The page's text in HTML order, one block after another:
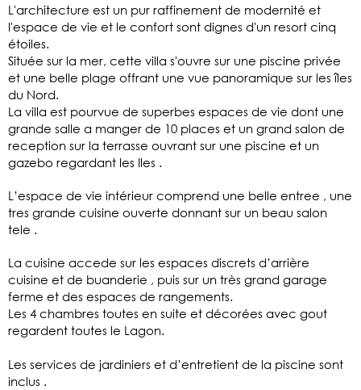
L'architecture est un pur raffinement de modernité et
l'espace de vie et le confort sont dignes d'un resort cinq
étoiles.
Située sur la mer, cette villa s'ouvre sur une piscine privée
et une belle plage offrant une vue panoramique sur les îles
du Nord.
La villa est pourvue de superbes espaces de vie dont une
grande salle a manger de 10 places et un grand salon de
reception sur la terrasse ouvrant sur une piscine et un
gazebo regardant les Iles .
L’espace de vie intérieur comprend une belle entree , une
tres grande cuisine ouverte donnant sur un beau salon
tele .
La cuisine accede sur les espaces discrets d’arrière
cuisine et de buanderie , puis sur un très grand garage
ferme et des espaces de rangements.
Les 4 chambres toutes en suite et décorées avec gout
regardent toutes le Lagon.
Les services de jardiniers et d’entretient de la piscine sont
inclus .